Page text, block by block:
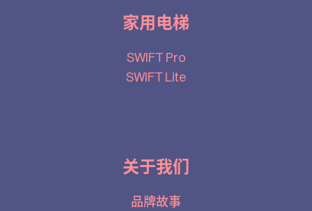
家用电梯
SWIFT Pro
SWIFT Lite
关于我们
品牌故事